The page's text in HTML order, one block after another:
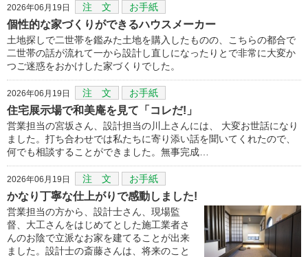
2026年06月19日 注 文 お手紙
個性的な家づくりができるハウスメーカー
土地探しで二世帯を鑑みた土地を購入したものの、こちらの都合で
二世帯の話が流れて一から設計し直しになったりとで非常に大変か
つご迷惑をおかけした家づくりでした。
2026年06月19日 注 文 お手紙
住宅展示場で和美庵を見て「コレだ!」
営業担当の宮坂さん、設計担当の川上さんには、 大変お世話になり
ました。打ち合わせでは私たちに寄り添い話を聞いてくれたので、
何でも相談することができました。無事完成…
2026年06月19日 注 文 お手紙
かなり丁寧な仕上がりで感動しました!
営業担当の方から、設計士さん、現場監
督、大工さんをはじめてとした施工業者さ
んのお陰で立派なお家を建てることが出来
ました。設計士の斎藤さんは、将来のこと